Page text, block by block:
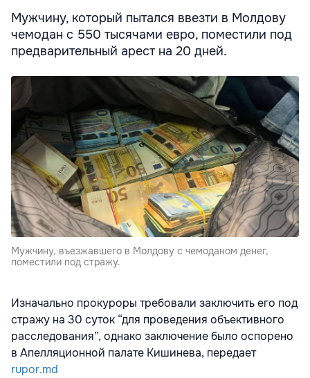
Мужчину, который пытался ввезти в Молдову
чемодан с 550 тысячами евро, поместили под
предварительный арест на 20 дней.
Мужчину, въезжавшего в Молдову с чемоданом денег,
поместили под стражу.
Изначально прокуроры требовали заключить его под
стражу на 30 суток “для проведения объективного
расследования”, однако заключение было оспорено
в Апелляционной палате Кишинева, передает
rupor.md